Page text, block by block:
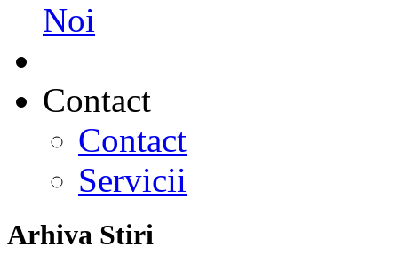
Noi
Contact
Contact
Servicii
Arhiva Stiri